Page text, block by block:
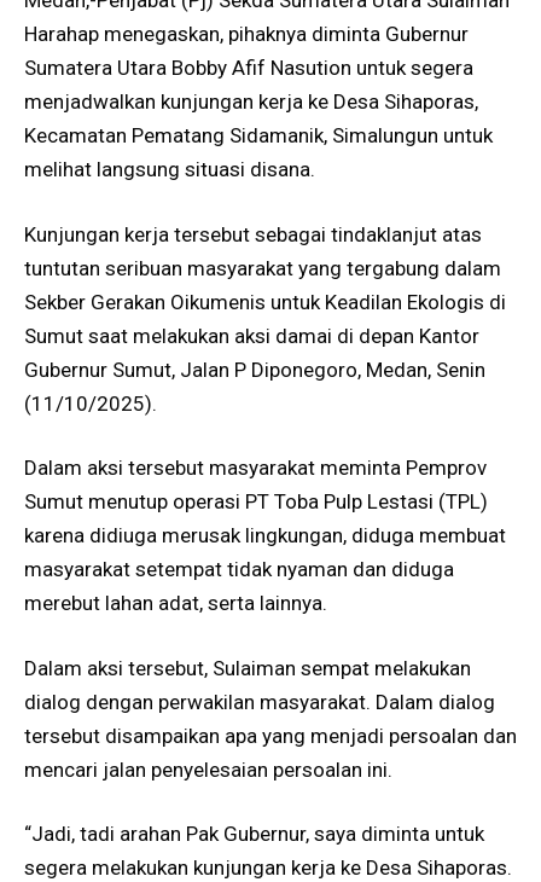
Harahap menegaskan, pihaknya diminta Gubernur
Sumatera Utara Bobby Afif Nasution untuk segera
menjadwalkan kunjungan kerja ke Desa Sihaporas,
Kecamatan Pematang Sidamanik, Simalungun untuk
melihat langsung situasi disana.
Kunjungan kerja tersebut sebagai tindaklanjut atas
tuntutan seribuan masyarakat yang tergabung dalam
Sekber Gerakan Oikumenis untuk Keadilan Ekologis di
Sumut saat melakukan aksi damai di depan Kantor
Gubernur Sumut, Jalan P Diponegoro, Medan, Senin
(11/10/2025).
Dalam aksi tersebut masyarakat meminta Pemprov
Sumut menutup operasi PT Toba Pulp Lestasi (TPL)
karena didiuga merusak lingkungan, diduga membuat
masyarakat setempat tidak nyaman dan diduga
merebut lahan adat, serta lainnya.
Dalam aksi tersebut, Sulaiman sempat melakukan
dialog dengan perwakilan masyarakat. Dalam dialog
tersebut disampaikan apa yang menjadi persoalan dan
mencari jalan penyelesaian persoalan ini.
“Jadi, tadi arahan Pak Gubernur, saya diminta untuk
segera melakukan kunjungan kerja ke Desa Sihaporas.